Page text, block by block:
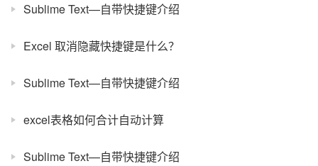
Sublime Text—自带快捷键介绍
Excel 取消隐藏快捷键是什么？
Sublime Text—自带快捷键介绍
excel表格如何合计自动计算
Sublime Text—自带快捷键介绍